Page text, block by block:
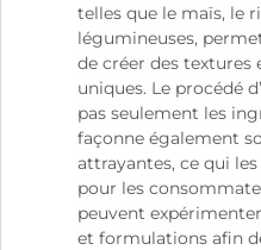
telles que le maïs, le
légumineuses,
de créer des textures
uniques. Le procédé
pas seulement les
façonne également
attrayantes, ce qui
pour les
peuvent
et formulations afin